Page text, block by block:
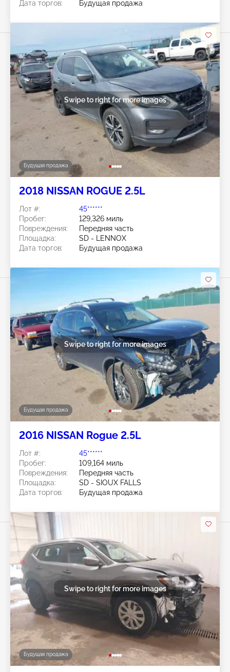
Дата торгов: Будущая продажа
Будущая продажа
Swipe to right for more images
2018 NISSAN ROGUE 2.5L
Лот #:
45******
Пробег:
129,326 миль
Повреждения:
Передняя часть
Площадка:
SD - LENNOX
Дата торгов:
Будущая продажа
Будущая продажа
Swipe to right for more images
2016 NISSAN Rogue 2.5L
Лот #:
45******
Пробег:
109,164 миль
Повреждения:
Передняя часть
Площадка:
SD - SIOUX FALLS
Дата торгов:
Будущая продажа
Будущая продажа
Swipe to right for more images